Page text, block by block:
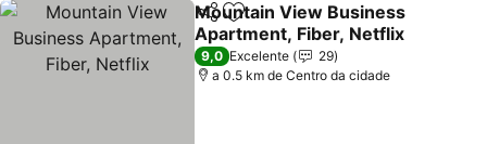
PartilharAdicionar aos favoritos
Mountain View Business
Apartment, Fiber, Netflix
Ver preços
9,0 Excelente
29
a 0.5 km de Centro da cidade